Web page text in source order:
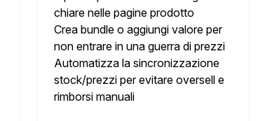
chiare nelle pagine prodotto
Crea bundle o aggiungi valore per
non entrare in una guerra di prezzi
Automatizza la sincronizzazione
stock/prezzi per evitare oversell e
rimborsi manuali